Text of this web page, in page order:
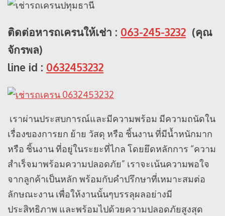
ติดต่อหารถเครนให้เช่า : 063-245-3232 (คุณ
จักรพล)
line id : 0632453232
เราผ่านประสบการณ์และมีความพร้อม มีความถนัดใน
เรื่องของการยก ย้าย วัสดุ หรือ ชิ้นงาน ที่มีน้ำหนักมาก
หรือ ชิ้นงาน ที่อยู่ในระยะที่ไกล โดยยึดหลักการ “ความ
สำเร็จมาพร้อมความปลอดภัย” เราจะเน้นความพอใจ
จากลูกค้าเป็นหลัก พร้อมกับคำปรึกษาที่เหมาะสมต่อ
ลักษณะงาน เพื่อให้งานนั้นๆบรรลุผลอย่างมี
ประสิทธิภาพ และพร้อมไปด้วยความปลอดภัยสูงสุด